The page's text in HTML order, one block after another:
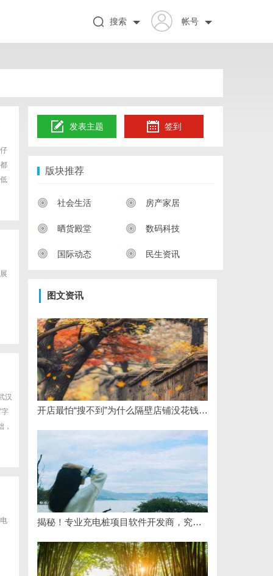
帐号
搜索
汉
，
发表主题 签到
版块推荐
社会生活 房产家居
晒货殿堂 数码科技
国际动态 民生资讯
图文资讯
开店最怕“搜不到”为什么隔壁店铺没花钱，ai却天天给他免费派单？
揭秘！专业充电桩项目软件开发商，究竟藏着哪些行业秘诀？